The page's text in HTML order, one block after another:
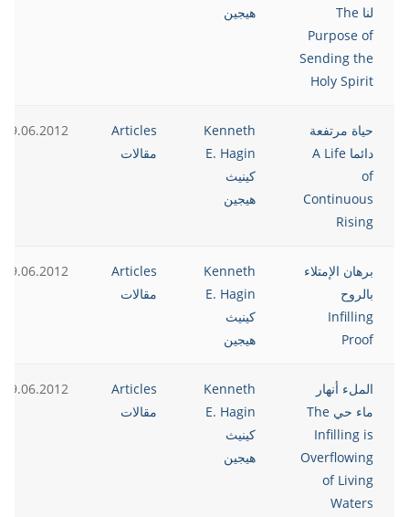
لنا The
Purpose of
Sending the
Holy Spirit
هيجين
حياة مرتفعة
دائما A Life
of
Continuous
Rising
Kenneth
E. Hagin
كينيث
هيجين
Articles
مقالات
19.06.2012
برهان الإمتلاء
بالروح
Infilling
Proof
Kenneth
E. Hagin
كينيث
هيجين
Articles
مقالات
19.06.2012
الملء أنهار
ماء حي The
Infilling is
Overflowing
of Living
Waters
Kenneth
E. Hagin
كينيث
هيجين
Articles
مقالات
19.06.2012